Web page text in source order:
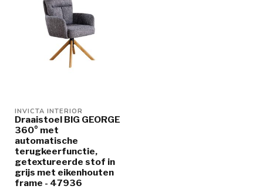
INVICTA INTERIOR
Draaistoel BIG GEORGE
360° met
automatische
terugkeerfunctie,
getextureerde stof in
grijs met eikenhouten
frame - 47936